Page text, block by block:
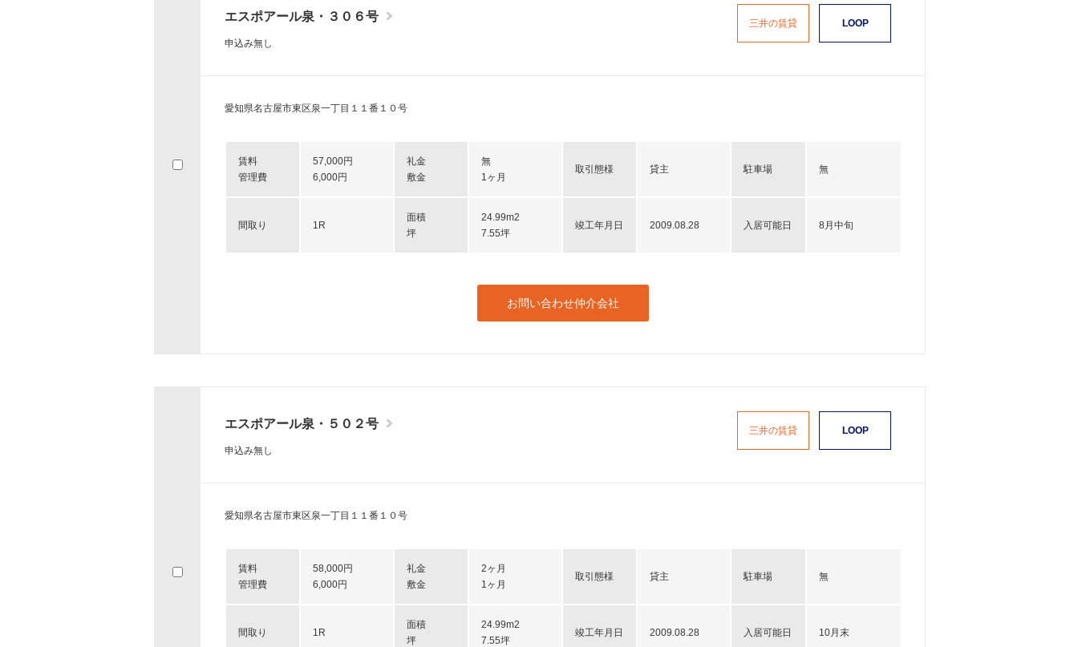
エスポアール泉・３０６号
申込み無し
三井の賃貸 LOOP
愛知県名古屋市東区泉一丁目１１番１０号
賃料
管理費
57,000円
6,000円
礼金
敷金
無
1ヶ月
取引態様 貸主 駐車場 無
間取り 1R
面積
坪
24.99m2
7.55坪
竣工年月日 2009.08.28 入居可能日 8月中旬
お問い合わせ仲介会社
エスポアール泉・５０２号
申込み無し
三井の賃貸 LOOP
愛知県名古屋市東区泉一丁目１１番１０号
賃料
管理費
58,000円
6,000円
礼金
敷金
2ヶ月
1ヶ月
取引態様 貸主 駐車場 無
間取り 1R
面積
坪
24.99m2
7.55坪
竣工年月日 2009.08.28 入居可能日 10月末